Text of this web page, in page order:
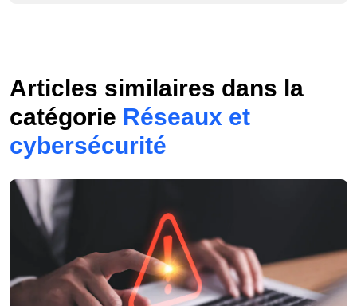
Articles similaires dans la
catégorie Réseaux et
cybersécurité